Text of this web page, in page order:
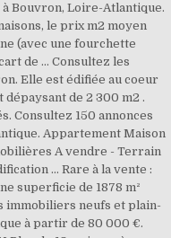
Bouvron, Loire-Atlantique.
le prix m2 moyen
(avec une fourchette
de … Consultez les
Elle est édifiée au coeur
de 2 300 m2 .
Consultez 150 annonces
Appartement Maison
A vendre - Terrain
... Rare à la vente :
superficie de 1878 m²
immobiliers neufs et plain-
à partir de 80 000 €.